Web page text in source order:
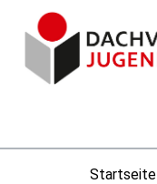
Startseite